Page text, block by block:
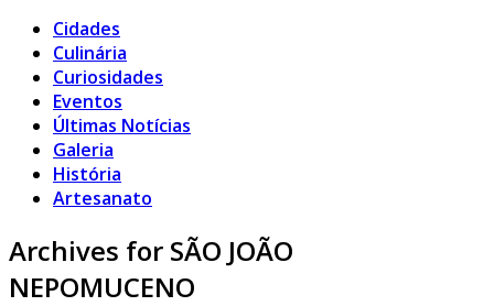
Cidades
Culinária
Curiosidades
Eventos
Últimas Notícias
Galeria
História
Artesanato
Archives for SÃO JOÃO
NEPOMUCENO